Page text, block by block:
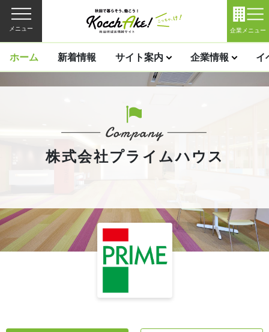
メニュー 企業メニュー
ホーム 新着情報 サイト案内 企業情報 イ
株式会社プライムハウス